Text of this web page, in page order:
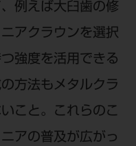
例えば大臼歯の修
アクラウンを選択
強度を活用できる
方法もメタルクラ
こと。これらのこ
アの普及が広がっ